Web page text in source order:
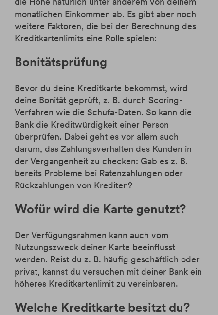
monatlichen Einkommen ab. Es gibt aber noch
weitere Faktoren, die bei der Berechnung des
Kreditkartenlimits eine Rolle spielen:
Bonitätsprüfung
Bevor du deine Kreditkarte bekommst, wird
deine Bonität geprüft, z. B. durch Scoring-
Verfahren wie die Schufa-Daten. So kann die
Bank die Kreditwürdigkeit einer Person
überprüfen. Dabei geht es vor allem auch
darum, das Zahlungsverhalten des Kunden in
der Vergangenheit zu checken: Gab es z. B.
bereits Probleme bei Ratenzahlungen oder
Rückzahlungen von Krediten?
Wofür wird die Karte genutzt?
Der Verfügungsrahmen kann auch vom
Nutzungszweck deiner Karte beeinflusst
werden. Reist du z. B. häufig geschäftlich oder
privat, kannst du versuchen mit deiner Bank ein
höheres Kreditkartenlimit zu vereinbaren.
Welche Kreditkarte besitzt du?